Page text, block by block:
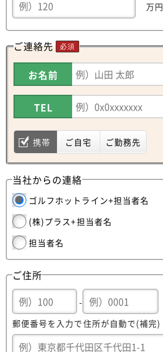
万円
ご連絡先 必須
お名前
TEL
携帯 ご自宅 ご勤務先
当社からの連絡
ゴルフホットライン+担当者名
(株)プラス+担当者名
担当者名
ご住所
-
郵便番号を入力で住所が自動で(補完)